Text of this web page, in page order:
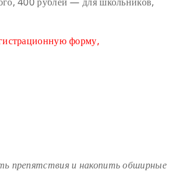
форму,
препятствия и накопить обширные